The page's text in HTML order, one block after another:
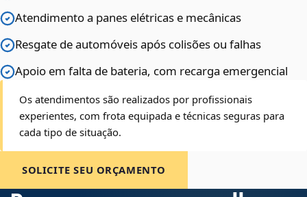
Atendimento a panes elétricas e mecânicas
Resgate de automóveis após colisões ou falhas
Apoio em falta de bateria, com recarga emergencial
Os atendimentos são realizados por profissionais
experientes, com frota equipada e técnicas seguras para
cada tipo de situação.
SOLICITE SEU ORÇAMENTO